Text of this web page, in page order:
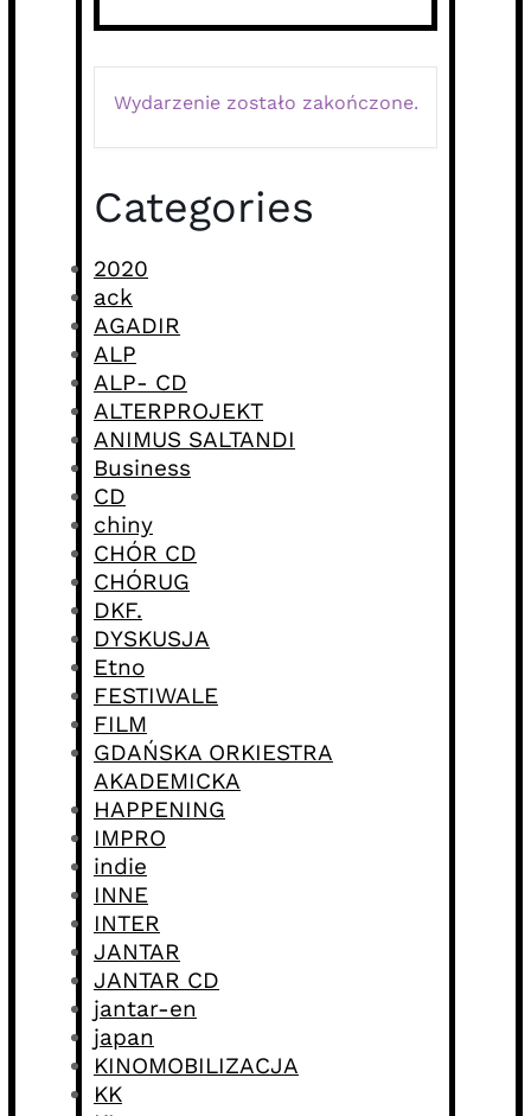
Wydarzenie zostało zakończone.
Categories
2020
ack
AGADIR
ALP
ALP- CD
ALTERPROJEKT
ANIMUS SALTANDI
Business
CD
chiny
CHÓR CD
CHÓRUG
DKF.
DYSKUSJA
Etno
FESTIWALE
FILM
GDAŃSKA ORKIESTRA
AKADEMICKA
HAPPENING
IMPRO
indie
INNE
INTER
JANTAR
JANTAR CD
jantar-en
japan
KINOMOBILIZACJA
KK